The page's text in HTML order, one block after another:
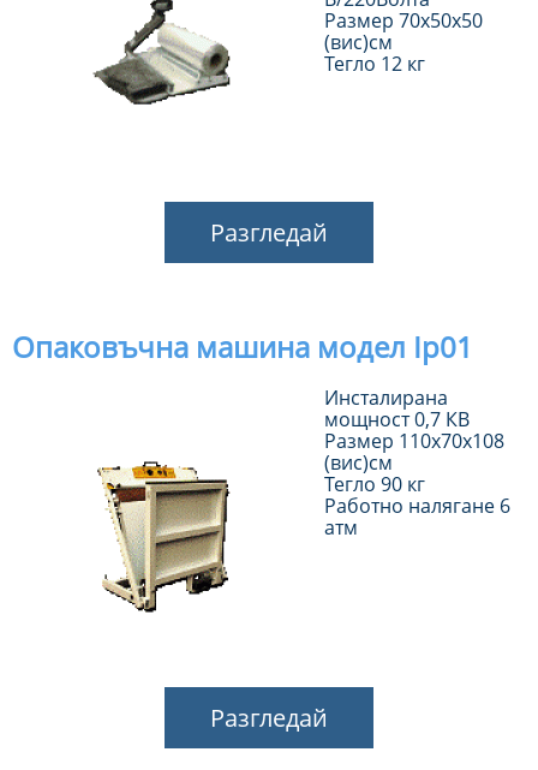
Размер 70х50х50
(вис)см
Тегло 12 кг
Разгледай
Опаковъчна машина модел Ip01
Инсталирана
мощност 0,7 КВ
Размер 110х70х108
(вис)см
Тегло 90 кг
Работно налягане 6
атм
Разгледай